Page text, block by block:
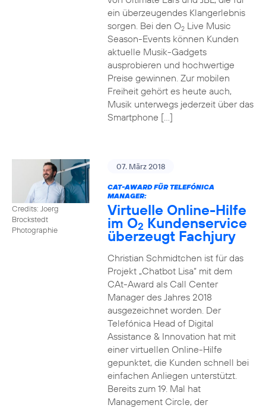
ein überzeugendes Klangerlebnis
sorgen. Bei den O2Live Music
Season-Events können Kunden
aktuelle Musik-Gadgets
ausprobieren und hochwertige
Preise gewinnen. Zur mobilen
Freiheit gehört es heute auch,
Musik unterwegs jederzeit über das
Smartphone […]
Credits: Joerg
Brockstedt
Photographie
07. März 2018
CAT-AWARD FÜR TELEFÓNICA
MANAGER:
Virtuelle Online-Hilfe
im O2 Kundenservice
überzeugt Fachjury
Christian Schmidtchen ist für das
Projekt „Chatbot Lisa“ mit dem
CAt-Award als Call Center
Manager des Jahres 2018
ausgezeichnet worden. Der
Telefónica Head of Digital
Assistance & Innovation hat mit
einer virtuellen Online-Hilfe
gepunktet, die Kunden schnell bei
einfachen Anliegen unterstützt.
Bereits zum 19. Mal hat
Management Circle, der